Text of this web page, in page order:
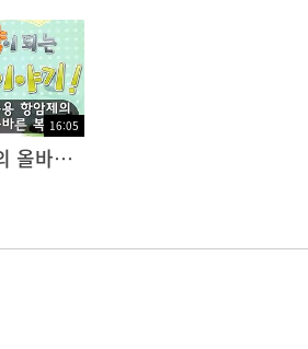
16:05
경구용 항암제의 올바른 복용